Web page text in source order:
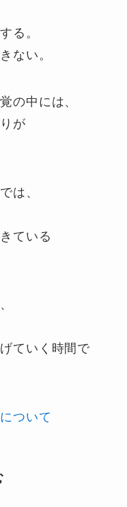
る。
ない。
の中には、
が
は、
ている
ていく時間で
ついて